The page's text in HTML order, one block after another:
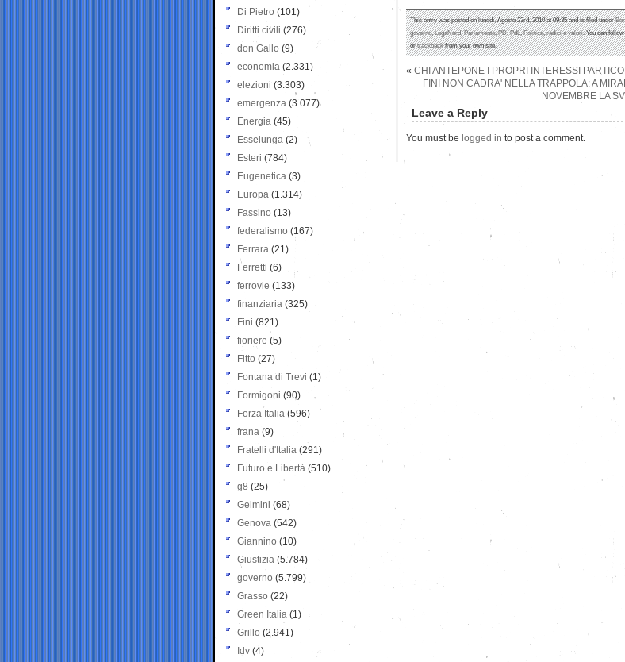
This entry was posted on lunedì, Agosto 23rd, 2010 at 09:35 and is filed under
governo,LegaNord,Parlamento,PD,PdL,Politica,radici e valori. You can
ortrackbackfrom your own site.
« CHI ANTEPONE I PROPRI INTERESSI
FINI NON CADRA' NELLA TRAPPOLA: A
NOVEMBRE LA
Leave a Reply
You must be logged in to post a comment.
Di Pietro (101)
Diritti civili (276)
don Gallo (9)
economia (2.331)
elezioni (3.303)
emergenza (3.077)
Energia (45)
Esselunga (2)
Esteri (784)
Eugenetica (3)
Europa (1.314)
Fassino (13)
federalismo (167)
Ferrara (21)
Ferretti (6)
ferrovie (133)
finanziaria (325)
Fini (821)
fioriere (5)
Fitto (27)
Fontana di Trevi (1)
Formigoni (90)
Forza Italia (596)
frana (9)
Fratelli d'Italia (291)
Futuro e Libertà (510)
g8 (25)
Gelmini (68)
Genova (542)
Giannino (10)
Giustizia (5.784)
governo (5.799)
Grasso (22)
Green Italia (1)
Grillo (2.941)
Idv (4)